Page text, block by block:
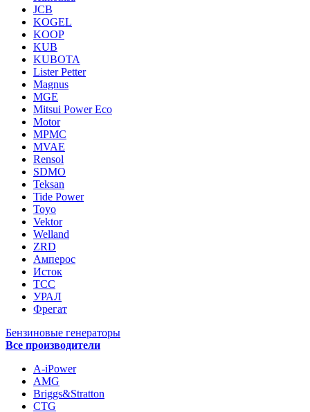
JCB
KOGEL
KOOP
KUB
KUBOTA
Lister Petter
Magnus
MGE
Mitsui Power Eco
Motor
MPMC
MVAE
Rensol
SDMO
Teksan
Tide Power
Toyo
Vektor
Welland
ZRD
Амперос
Исток
ТСС
УРАЛ
Фрегат
Бензиновые генераторы
Все производители
A-iPower
AMG
Briggs&Stratton
CTG